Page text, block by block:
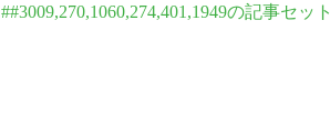
##3009,270,1060,274,401,1949の記事セット